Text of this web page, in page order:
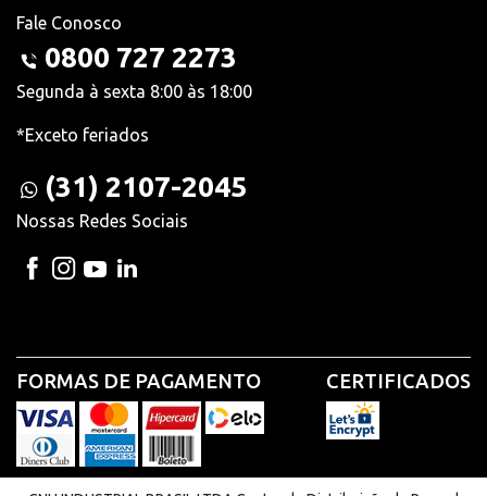
Fale Conosco
0800 727 2273
Segunda à sexta 8:00 às 18:00
*Exceto feriados
(31) 2107-2045
Nossas Redes Sociais
FORMAS DE PAGAMENTO CERTIFICADOS